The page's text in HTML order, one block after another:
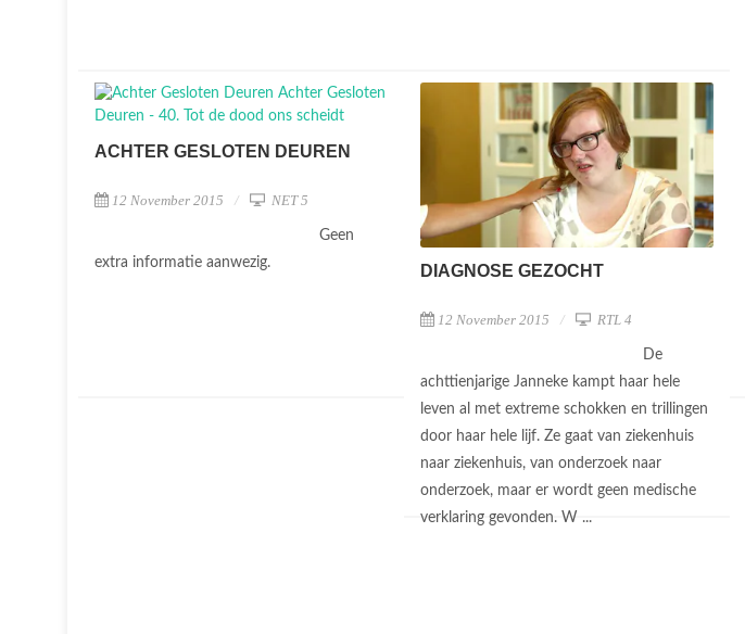
ACHTER GESLOTEN DEUREN
12 November 2015 NET 5
Geen
extra informatie aanwezig.
DIAGNOSE GEZOCHT
12 November 2015 RTL 4
De
achttienjarige Janneke kampt haar hele
leven al met extreme schokken en trillingen
door haar hele lijf. Ze gaat van ziekenhuis
naar ziekenhuis, van onderzoek naar
onderzoek, maar er wordt geen medische
verklaring gevonden. W ...